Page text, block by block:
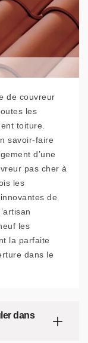
de couvreur
les
toiture.
savoir-faire
d’une
pas cher à
les
de
les
la parfaite
dans le
dans